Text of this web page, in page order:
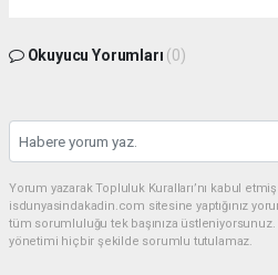
Okuyucu Yorumları (0)
Yorum yazarak Topluluk Kuralları’nı kabul
isdunyasindakadin.com sitesine yaptığınız
tüm sorumluluğu tek başınıza
yönetimi hiçbir şekilde sorumlu tutulamaz.